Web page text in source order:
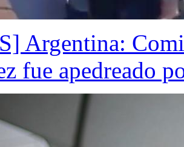
Argentina:
fue apedreado